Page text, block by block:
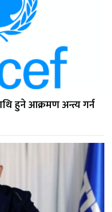
हुने आक्रमण अन्त्य गर्न